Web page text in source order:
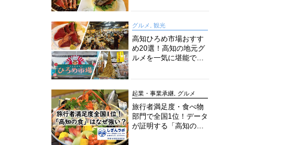
グルメ, 観光
高知ひろめ市場おすす
め20選！高知の地元グ
ルメを一気に堪能でき
起業・事業承継, グルメ
旅行者満足度・食べ物
部門で全国1位！データ
が証明する「高知の